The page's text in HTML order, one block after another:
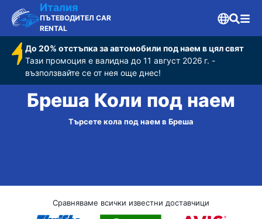
Италия
ПЪТЕВОДИТЕЛ CAR
RENTAL
До 20% отстъпка за автомобили под наем в цял свят
Тази промоция е валидна до 11 август 2026 г. -
възползвайте се от нея още днес!
Бреша Коли под наем
Търсете кола под наем в Бреша
Сравняваме всички известни доставчици